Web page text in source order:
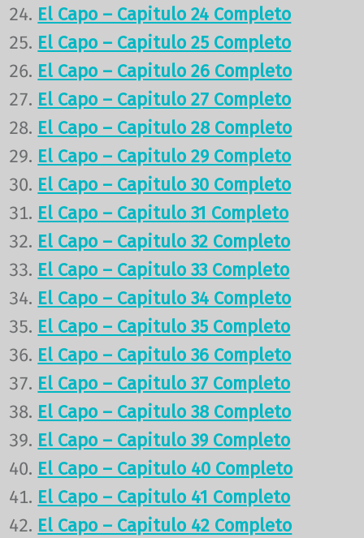
El Capo – Capitulo 24 Completo
El Capo – Capitulo 25 Completo
El Capo – Capitulo 26 Completo
El Capo – Capitulo 27 Completo
El Capo – Capitulo 28 Completo
El Capo – Capitulo 29 Completo
El Capo – Capitulo 30 Completo
El Capo – Capitulo 31 Completo
El Capo – Capitulo 32 Completo
El Capo – Capitulo 33 Completo
El Capo – Capitulo 34 Completo
El Capo – Capitulo 35 Completo
El Capo – Capitulo 36 Completo
El Capo – Capitulo 37 Completo
El Capo – Capitulo 38 Completo
El Capo – Capitulo 39 Completo
El Capo – Capitulo 40 Completo
El Capo – Capitulo 41 Completo
El Capo – Capitulo 42 Completo